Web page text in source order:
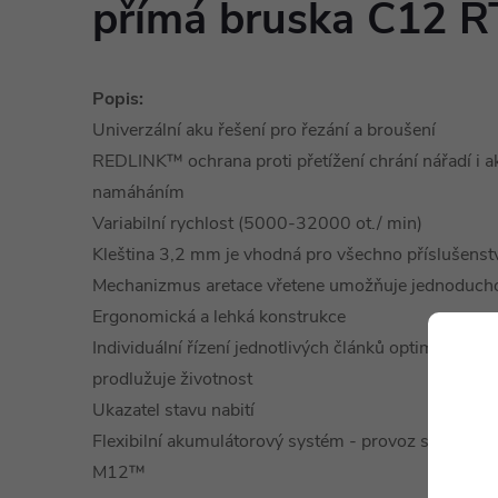
přímá bruska C12
Popis:
Univerzální aku řešení pro řezání a broušení
REDLINK™ ochrana proti přetížení chrání nářadí i
namáháním
Variabilní rychlost (5000-32000 ot./ min)
Kleština 3,2 mm je vhodná pro všechno
Mechanizmus aretace vřetene umožňuje
Ergonomická a lehká konstrukce
Individuální řízení jednotlivých článků optimalizuje
prodlužuje životnost
Ukazatel stavu nabití
Flexibilní akumulátorový systém - provoz s
M12™